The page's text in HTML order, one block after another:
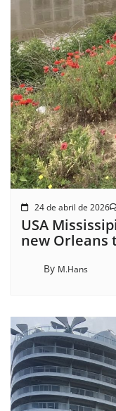
24 de abril de 2026
USA
new Orleans
By M.Hans